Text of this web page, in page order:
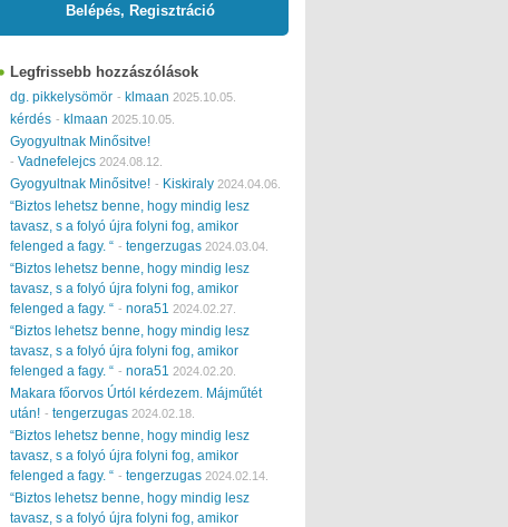
Belépés, Regisztráció
Legfrissebb hozzászólások
dg. pikkelysömör - klmaan 2025.10.05.
kérdés - klmaan 2025.10.05.
Gyogyultnak Minősitve!
- Vadnefelejcs 2024.08.12.
Gyogyultnak Minősitve! - Kiskiraly 2024.04.06.
“Biztos lehetsz benne, hogy mindig lesz
tavasz, s a folyó újra folyni fog, amikor
felenged a fagy. “ - tengerzugas 2024.03.04.
“Biztos lehetsz benne, hogy mindig lesz
tavasz, s a folyó újra folyni fog, amikor
felenged a fagy. “ - nora51 2024.02.27.
“Biztos lehetsz benne, hogy mindig lesz
tavasz, s a folyó újra folyni fog, amikor
felenged a fagy. “ - nora51 2024.02.20.
Makara főorvos Úrtól kérdezem. Májműtét
után! - tengerzugas 2024.02.18.
“Biztos lehetsz benne, hogy mindig lesz
tavasz, s a folyó újra folyni fog, amikor
felenged a fagy. “ - tengerzugas 2024.02.14.
“Biztos lehetsz benne, hogy mindig lesz
tavasz, s a folyó újra folyni fog, amikor